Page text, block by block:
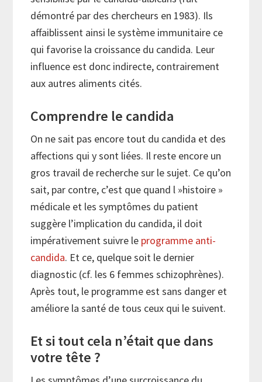
démontré par des chercheurs en 1983). Ils
affaiblissent ainsi le système immunitaire ce
qui favorise la croissance du candida. Leur
influence est donc indirecte, contrairement
aux autres aliments cités.
Comprendre le candida
On ne sait pas encore tout du candida et des
affections qui y sont liées. Il reste encore un
gros travail de recherche sur le sujet. Ce qu’on
sait, par contre, c’est que quand l »histoire »
médicale et les symptômes du patient
suggère l’implication du candida, il doit
impérativement suivre le programme anti-
candida. Et ce, quelque soit le dernier
diagnostic (cf. les 6 femmes schizophrènes).
Après tout, le programme est sans danger et
améliore la santé de tous ceux qui le suivent.
Et si tout cela n’était que dans
votre tête ?